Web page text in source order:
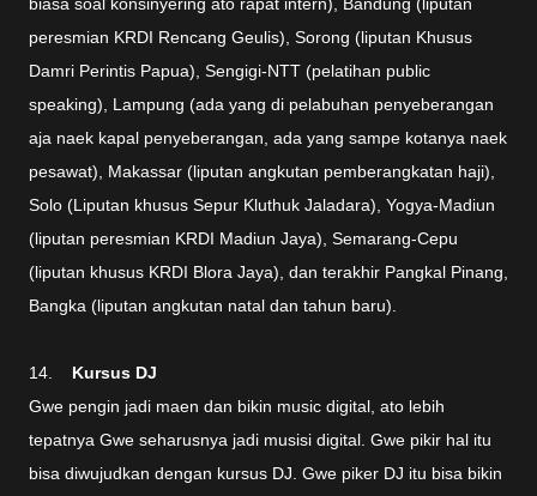
peresmian KRDI Rencang Geulis), Sorong (liputan Khusus
Damri Perintis Papua), Sengigi-NTT (pelatihan public
speaking), Lampung (ada yang di pelabuhan penyeberangan
aja naek kapal penyeberangan, ada yang sampe kotanya naek
pesawat), Makassar (liputan angkutan pemberangkatan haji),
Solo (Liputan khusus Sepur Kluthuk Jaladara), Yogya-Madiun
(liputan peresmian KRDI Madiun Jaya), Semarang-Cepu
(liputan khusus KRDI Blora Jaya), dan terakhir Pangkal Pinang,
Bangka (liputan angkutan natal dan tahun baru).
14. Kursus DJ
Gwe pengin jadi maen dan bikin music digital, ato lebih
tepatnya Gwe seharusnya jadi musisi digital. Gwe pikir hal itu
bisa diwujudkan dengan kursus DJ. Gwe piker DJ itu bisa bikin